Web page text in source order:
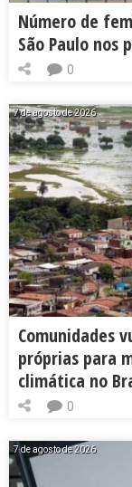
Número de
São Paulo nos
0
7 de agosto de 2026
Comunidades
próprias para
climática no
0
7 de agosto de 2026